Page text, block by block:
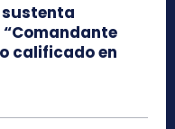
calificado en